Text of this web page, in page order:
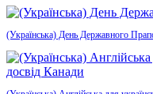
(Українська) День Державного